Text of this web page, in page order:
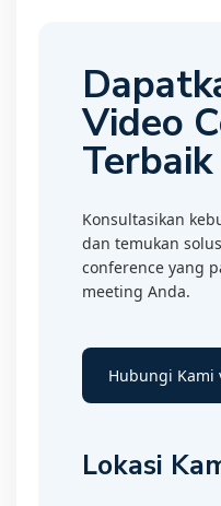
Video
Terbaik
Konsultasikan
dan temukan
conference yang
meeting Anda.
Hubungi Kami
Lokasi